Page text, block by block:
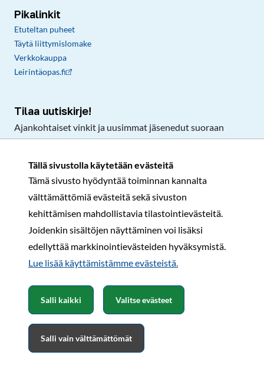
Tällä sivustolla käytetään evästeitä
Tämä sivusto hyödyntää toiminnan kannalta
välttämättömiä evästeitä sekä sivuston
kehittämisen mahdollistavia tilastointievästeitä.
Joidenkin sisältöjen näyttäminen voi lisäksi
edellyttää markkinointievästeiden hyväksymistä.
Lue lisää käyttämistämme evästeistä.​​​​​​
Salli kaikki
Salli vain välttämättömät
Valitse evästeet
Pikalinkit
Etuteltan puheet
Täytä liittymislomake
Verkkokauppa
Leirintäopas.fi
Tilaa uutiskirje!
Ajankohtaiset vinkit ja uusimmat jäsenedut suoraan
Rekisteri- ja tietosuojaselosteSopimusehdot